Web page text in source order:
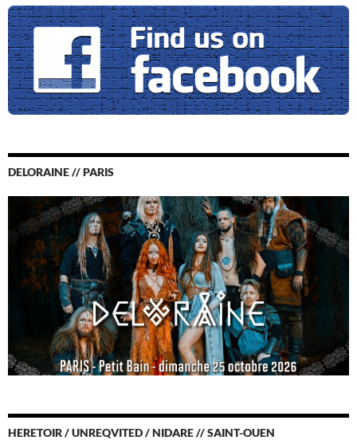
DELORAINE // PARIS
HERETOIR / UNREQVITED / NIDARE // SAINT-OUEN